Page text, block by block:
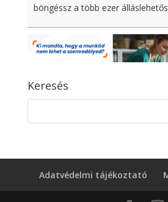
böngéssz a több ezer
Keresés
Adatvédelmi tájékoztató